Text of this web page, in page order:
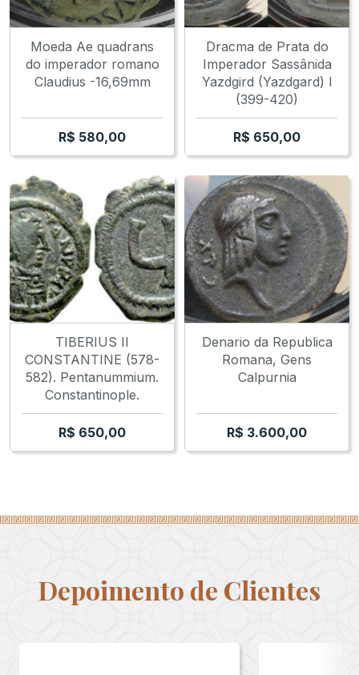
Moeda Ae quadrans
do imperador romano
Claudius -16,69mm
R$ 580,00
Dracma de Prata do
Imperador Sassânida
Yazdgird (Yazdgard) I
(399-420)
R$ 650,00
TIBERIUS II
CONSTANTINE (578-
582). Pentanummium.
Constantinople.
R$ 650,00
Denario da Republica
Romana, Gens
Calpurnia
R$ 3.600,00
Depoimento de Clientes